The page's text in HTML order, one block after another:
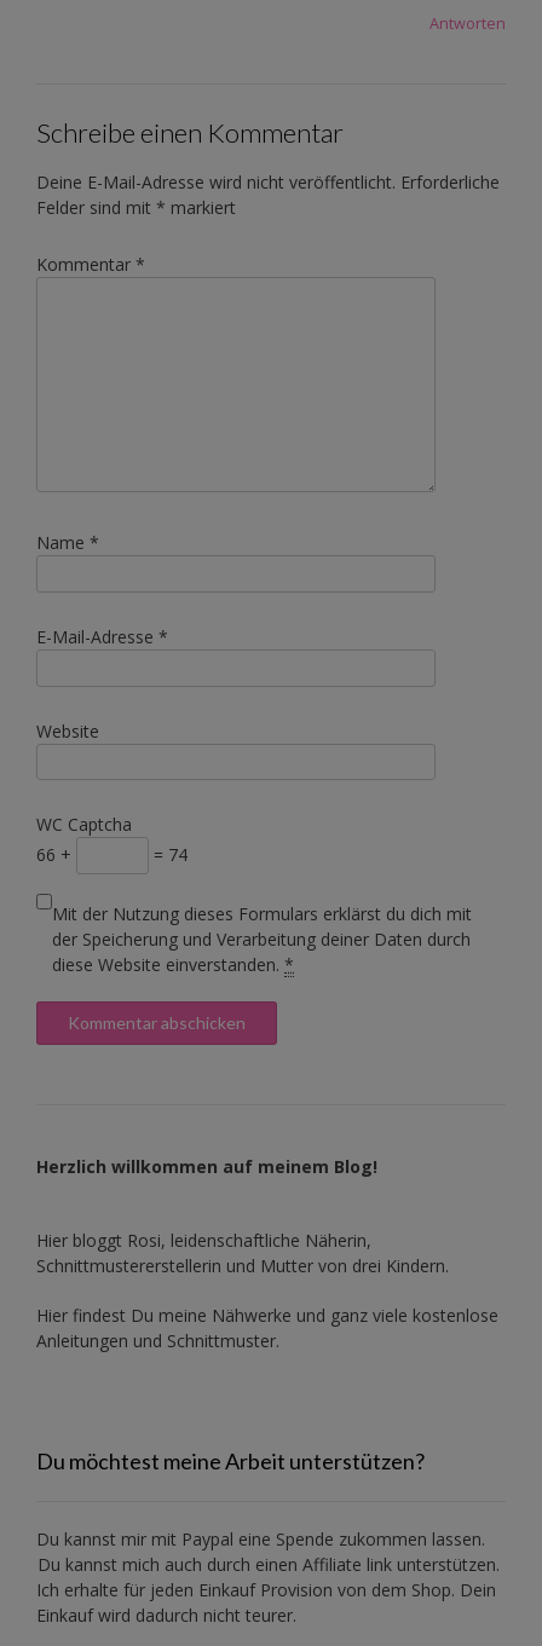
Antworten
Schreibe einen Kommentar
Deine E-Mail-Adresse wird nicht veröffentlicht. Erforderliche
Felder sind mit * markiert
Kommentar *
Name *
E-Mail-Adresse *
Website
WC Captcha
66 +
= 74
Mit der Nutzung dieses Formulars erklärst du dich mit
der Speicherung und Verarbeitung deiner Daten durch
diese Website einverstanden. *
Herzlich willkommen auf meinem Blog!
Hier bloggt Rosi, leidenschaftliche Näherin,
Schnittmustererstellerin und Mutter von drei Kindern.
Hier findest Du meine Nähwerke und ganz viele kostenlose
Anleitungen und Schnittmuster.
Du möchtest meine Arbeit unterstützen?
Du kannst mir mit Paypal eine Spende zukommen lassen.
Du kannst mich auch durch einen Affiliate link unterstützen.
Ich erhalte für jeden Einkauf Provision von dem Shop. Dein
Einkauf wird dadurch nicht teurer.